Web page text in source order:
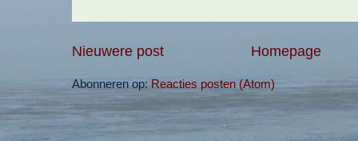
Nieuwere post Homepage
Abonneren op: Reacties posten (Atom)